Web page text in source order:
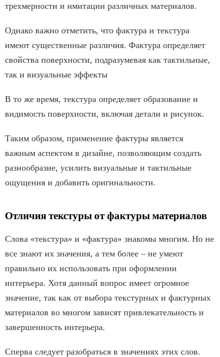
трехмерности и имитации различных материалов.
Однако важно отметить, что фактура и текстура
имеют существенные различия. Фактура определяет
свойства поверхности, подразумевая как тактильные,
так и визуальные эффекты
В то же время, текстура определяет образование и
видимость поверхности, включая детали и рисунок.
Таким образом, применение фактуры является
важным аспектом в дизайне, позволяющим создать
разнообразие, усилить визуальные и тактильные
ощущения и добавить оригинальности.
Отличия текстуры от фактуры материалов
Слова «текстура» и «фактура» знакомы многим. Но не
все знают их значения, а тем более – не умеют
правильно их использовать при оформлении
интерьера. Хотя данный вопрос имеет огромное
значение, так как от выбора текстурных и фактурных
материалов во многом зависят привлекательность и
завершенность интерьера.
Сперва следует разобраться в значениях этих слов.